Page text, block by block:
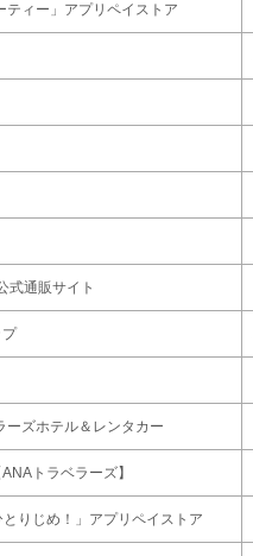
ティー」アプリペイストア
式通販サイト
ーズホテル＆レンタカー
トラベラーズ】
とりじめ！」アプリペイストア